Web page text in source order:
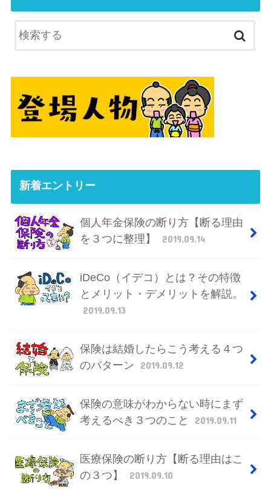
新着エントリー
個人年金保険の断り方【断る理由
を３つに整理】
2019.09.14
iDeCo（イデコ）とは？その特徴
とメリット・デメリットを解説。
2019.09.13
保険は結婚したらこう考える４つ
のパターン
2019.09.12
保険の意味がわからない時にまず
考えるべき３つのこと
2019.09.11
医療保険の断り方【断る理由はこ
の３つ】
2019.09.10